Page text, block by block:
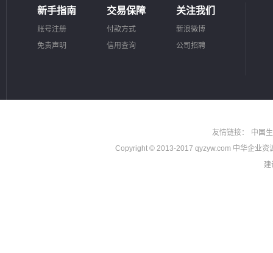
新手指南
账号注册
免责声明
交易保障
付款方式
信用查询
关注我们
新浪微博
公司招聘
友情链接：
中国
Copyright © 2013-2017 qyzyw.com 中华企业资